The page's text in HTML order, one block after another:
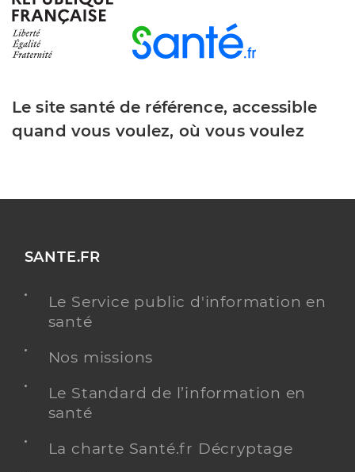
Le site santé de référence, accessible
quand vous voulez, où vous voulez
SANTE.FR
Le Service public d'information en
santé
Nos missions
Le Standard de l’information en
santé
La charte Santé.fr Décryptage